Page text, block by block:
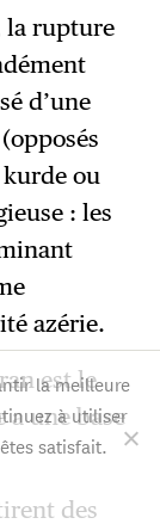
la rupture
d’une
ou
: les
azérie.
est le
une base
des
la meilleure
à utiliser
satisfait.